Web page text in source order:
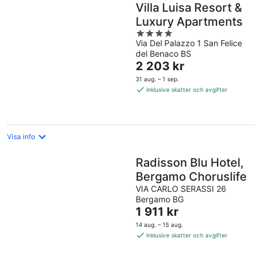
Villa Luisa Resort &
Luxury Apartments
4
out
of
5
Via Del Palazzo 1 San Felice
del Benaco BS
Priset
är
2 203 kr
2 203 kr
31 aug. – 1 sep.
inklusive skatter och avgifter
Visa info
Radisson Blu Hotel,
Bergamo Choruslife
VIA CARLO SERASSI 26
Bergamo BG
Priset
är
1 911 kr
1 911 kr
14 aug. – 15 aug.
inklusive skatter och avgifter